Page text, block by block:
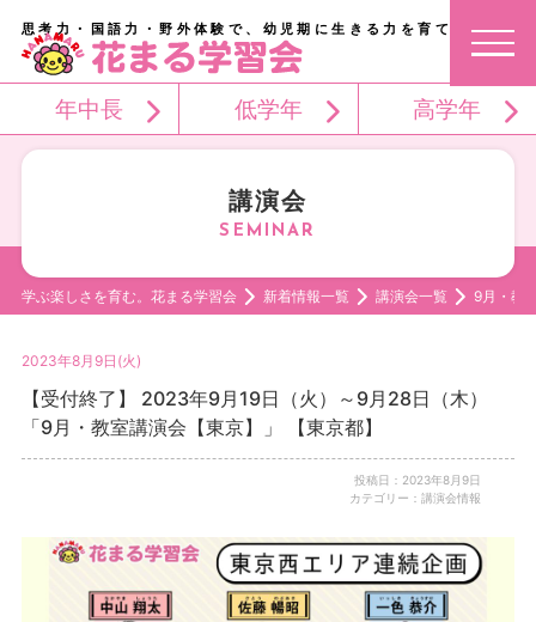
思考力・国語力・野外体験で、幼児期に生きる力を育てる。
年中長 低学年 高学年
講演会
学ぶ楽しさを育む。花まる学習会 新着情報一覧 講演会一覧 9月・教
2023年8月9日(火)
【受付終了】 2023年9月19日（火）～9月28日（木）
「9月・教室講演会【東京】」 【東京都】
投稿日：2023年8月9日
カテゴリー：講演会情報